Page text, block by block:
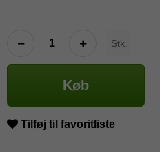
Stk.
Køb
Tilføj til favoritliste